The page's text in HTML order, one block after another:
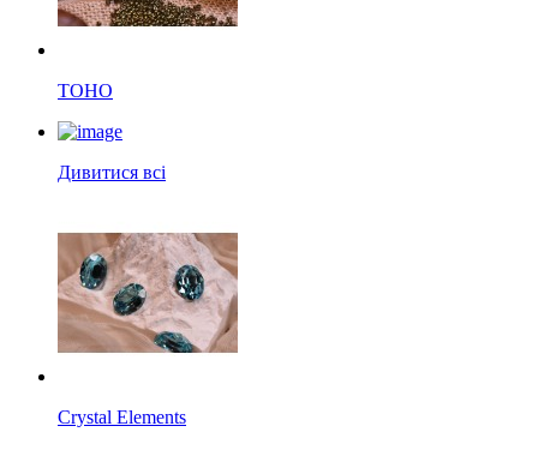
TOHO
Дивитися всі
Crystal Elements